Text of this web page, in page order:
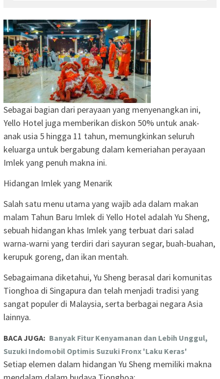
Sebagai bagian dari perayaan yang menyenangkan ini,
Yello Hotel juga memberikan diskon 50% untuk anak-
anak usia 5 hingga 11 tahun, memungkinkan seluruh
keluarga untuk bergabung dalam kemeriahan perayaan
Imlek yang penuh makna ini.
Hidangan Imlek yang Menarik
Salah satu menu utama yang wajib ada dalam makan
malam Tahun Baru Imlek di Yello Hotel adalah Yu Sheng,
sebuah hidangan khas Imlek yang terbuat dari salad
warna-warni yang terdiri dari sayuran segar, buah-buahan,
kerupuk goreng, dan ikan mentah.
Sebagaimana diketahui, Yu Sheng berasal dari komunitas
Tionghoa di Singapura dan telah menjadi tradisi yang
sangat populer di Malaysia, serta berbagai negara Asia
lainnya.
BACA JUGA: Banyak Fitur Kenyamanan dan Lebih Unggul,
Suzuki Indomobil Optimis Suzuki Fronx 'Laku Keras'
Setiap elemen dalam hidangan Yu Sheng memiliki makna